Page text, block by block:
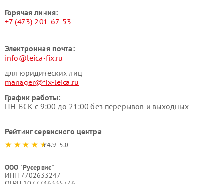
Горячая линия:
+7 (473) 201-67-53
Электронная почта:
info@leica-fix.ru
для юридических лиц
manager@fix-leica.ru
График работы:
ПН-ВСК с 9:00 до 21:00 без перерывов и выходных
Рейтинг сервисного центра
4.9-5.0
ООО "Русервис"
ИНН 7702633247